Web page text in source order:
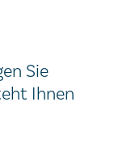
Sie
Ihnen